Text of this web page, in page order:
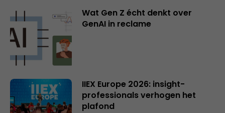
Wat Gen Z écht denkt over
GenAI in reclame
IIEX Europe 2026: insight-
professionals verhogen het
plafond